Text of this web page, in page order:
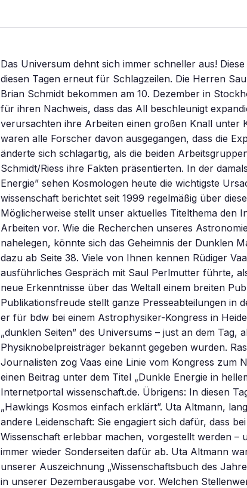
Das Universum dehnt sich immer schneller aus!
diesen Tagen erneut für Schlagzeilen. Die Herren
Brian Schmidt bekommen am 10. Dezember in
für ihren Nachweis, dass das All beschleunigt
verursachten ihre Arbeiten einen großen Knall unter
waren alle Forscher davon ausgegangen, dass die
änderte sich schlagartig, als die beiden
Schmidt/Riess ihre Fakten präsentierten. In der
Energie” sehen Kosmologen heute die wichtigste
wissenschaft berichtet seit 1999 regelmäßig über
Möglicherweise stellt unser aktuelles Titelthema den
Arbeiten vor. Wie die Recherchen unseres
nahelegen, könnte sich das Geheimnis der Dunklen
dazu ab Seite 38. Viele von Ihnen kennen Rüdiger
ausführliches Gespräch mit Saul Perlmutter führte,
neue Erkenntnisse über das Weltall einem breiten
Publikationsfreude stellt ganze Presseabteilungen in
er für bdw bei einem Astrophysiker-Kongress in
„dunklen Seiten” des Universums – just an dem Tag,
Physiknobelpreisträger bekannt gegeben wurden.
Journalisten zog Vaas eine Linie vom Kongress zum
einen Beitrag unter dem Titel „Dunkle Energie in
Internetportal wissenschaft.de. Übrigens: In diesen
„Hawkings Kosmos einfach erklärt”. Uta Altmann,
andere Leidenschaft: Sie engagiert sich dafür, dass
Wissenschaft erlebbar machen, vorgestellt werden –
immer wieder Sonderseiten dafür ab. Uta Altmann
unserer Auszeichnung „Wissenschaftsbuch des
in unserer Dezemberausgabe vor. Welchen